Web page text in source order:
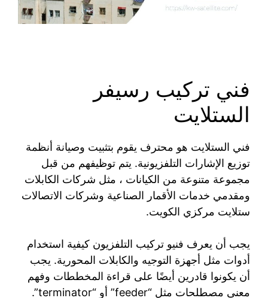
فني تركيب رسيفر
الستلايت
فني الستلايت هو محترف يقوم بتثبيت وصيانة أنظمة
توزيع الإشارات التلفزيونية. يتم توظيفهم من قبل
مجموعة متنوعة من الكيانات ، مثل شركات الكابلات
ومقدمي خدمات الأقمار الصناعية وشركات الاتصالات
ستلايت مركزي الكويت.
يجب أن يعرف فنيو تركيب التلفزيون كيفية استخدام
أدوات مثل أجهزة التوجيه والكابلات المحورية. يجب
أن يكونوا قادرين أيضًا على قراءة المخططات وفهم
معنى مصطلحات مثل “feeder” أو “terminator”.